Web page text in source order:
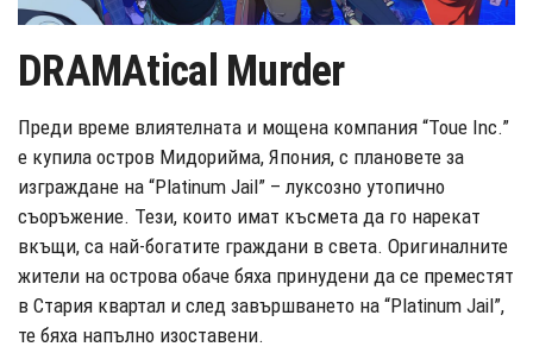
DRAMAtical Murder
Преди време влиятелната и мощена компания “Toue Inc.”
е купила остров Мидорийма, Япония, с плановете за
изграждане на “Platinum Jail” – луксозно утопично
съоръжение. Тези, които имат късмета да го нарекат
вкъщи, са най-богатите граждани в света. Оригиналните
жители на острова обаче бяха принудени да се преместят
в Стария квартал и след завършването на “Platinum Jail”,
те бяха напълно изоставени.